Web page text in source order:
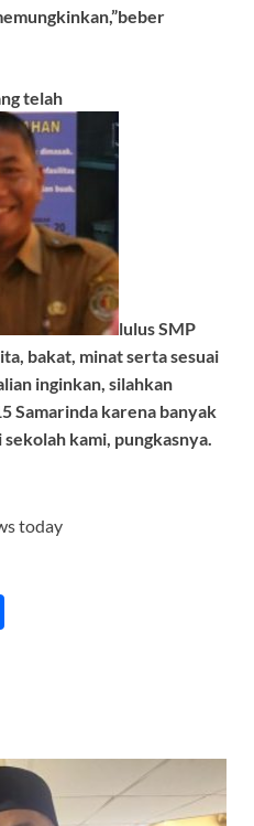
telah
lulus SMP
bakat, minat serta sesuai
inginkan, silahkan
Samarinda karena banyak
kami, pungkasnya.
today